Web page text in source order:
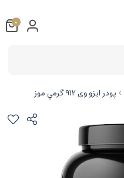
پودر ایزو وی 912 گرمي موز
0